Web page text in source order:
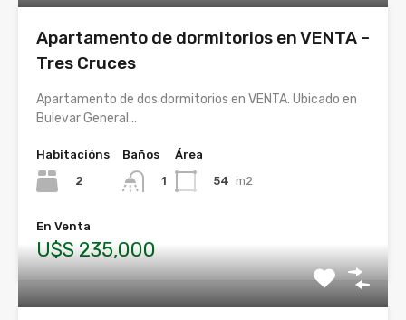
Apartamento de dormitorios en VENTA –
Tres Cruces
Apartamento de dos dormitorios en VENTA. Ubicado en
Bulevar General…
Habitacións
2
Baños
1
Área
54 m2
En Venta
U$S 235,000